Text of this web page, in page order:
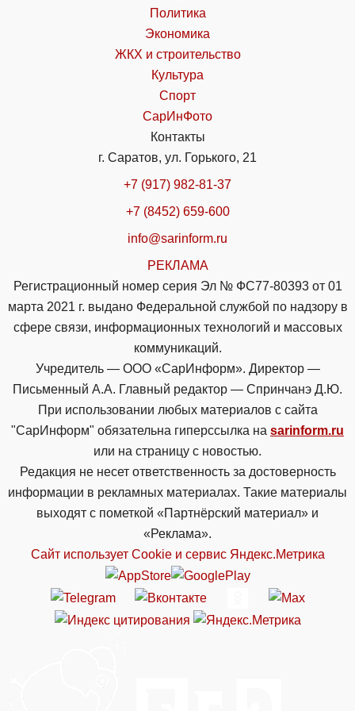
Политика
Экономика
ЖКХ и строительство
Культура
Спорт
СарИнФото
Контакты
г. Саратов, ул. Горького, 21
+7 (917) 982-81-37
+7 (8452) 659-600
info@sarinform.ru
РЕКЛАМА
Регистрационный номер серия Эл № ФС77-80393 от 01
марта 2021 г. выдано Федеральной службой по надзору в
сфере связи, информационных технологий и массовых
коммуникаций.
Учредитель — ООО «СарИнформ». Директор —
Письменный А.А. Главный редактор — Спринчанэ Д.Ю.
При использовании любых материалов с сайта
"СарИнформ" обязательна гиперссылка на sarinform.ru
или на страницу с новостью.
Редакция не несет ответственность за достоверность
информации в рекламных материалах. Такие материалы
выходят с пометкой «Партнёрский материал» и
«Реклама».
Сайт использует Cookie и сервиc Яндекс.Метрика